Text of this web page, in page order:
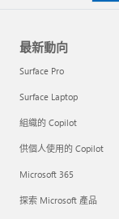
最新動向
Surface Pro
Surface Laptop
組織的 Copilot
供個人使用的 Copilot
Microsoft 365
探索 Microsoft 產品